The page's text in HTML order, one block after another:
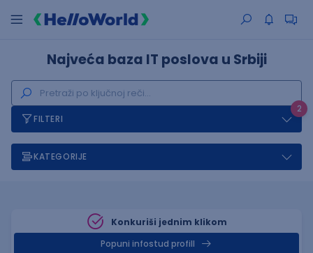
Najveća baza IT poslova u Srbiji
2
FILTERI
KATEGORIJE
Konkuriši jednim klikom
Popuni infostud profill